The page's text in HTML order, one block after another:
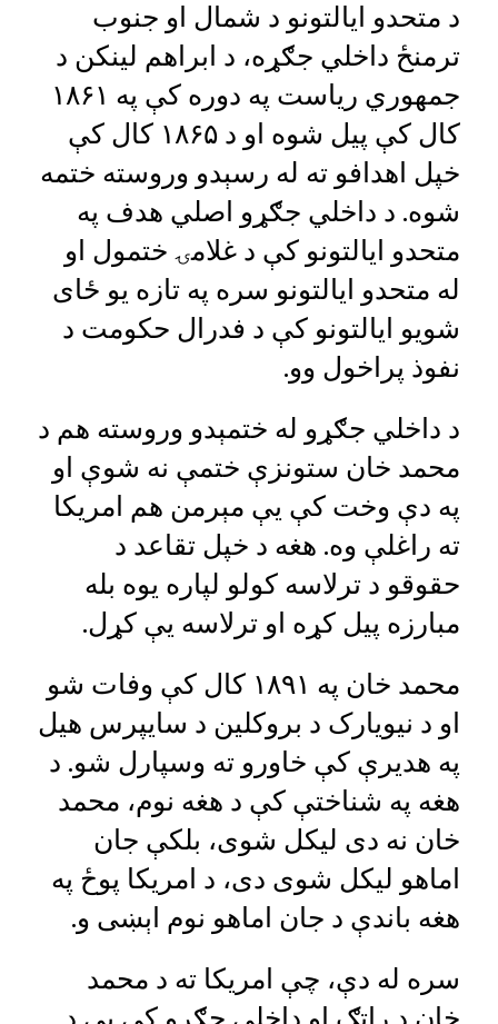
د متحدو ایالتونو د شمال او جنوب
ترمنځ داخلي جګړه، د ابراهم لینکن د
جمهوري ریاست په دوره کې په ۱۸۶۱
کال کې پیل شوه او د ۱۸۶۵ کال کې
خپل اهدافو ته له رسېدو وروسته ختمه
شوه. د داخلي جګړو اصلي هدف په
متحدو ایالتونو کې د غلامۍ ختمول او
له متحدو ایالتونو سره په تازه یو ځای
شویو ایالتونو کې د فدرال حکومت د
نفوذ پراخول وو.
د داخلي جګړو له ختمېدو وروسته هم د
محمد خان ستونزې ختمې نه شوې او
په دې وخت کې یې مېرمن هم امریکا
ته راغلې وه. هغه د خپل تقاعد د
حقوقو د ترلاسه کولو لپاره یوه بله
مبارزه پیل کړه او ترلاسه یې کړل.
محمد خان په ۱۸۹۱ کال کې وفات شو
او د نیویارک د بروکلین د سایپرس هیل
په هدیرې کې خاورو ته وسپارل شو. د
هغه په شناختې کې د هغه نوم، محمد
خان نه دی لیکل شوی، بلکې جان
اماهو لیکل شوی دی، د امریکا پوځ په
هغه باندې د جان اماهو نوم اېښی و.
سره له دې، چې امریکا ته د محمد
خان د راتګ او داخلي جګړو کې یې د